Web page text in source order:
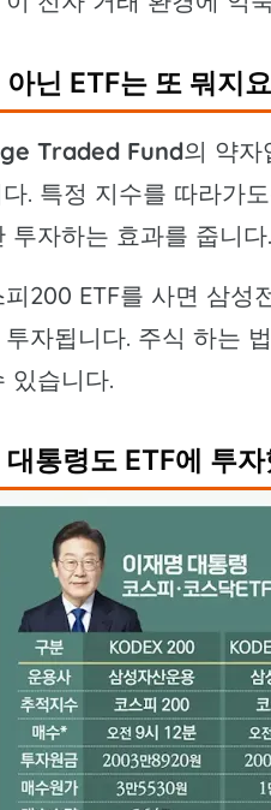
닌 ETF는 또 뭐지
Traded Fund의 약자
다. 특정 지수를 따라가
투자하는 효과를 줍니다.
200 ETF를 사면 삼성
자됩니다. 주식 하는
있습니다.
통령도 ETF에 투